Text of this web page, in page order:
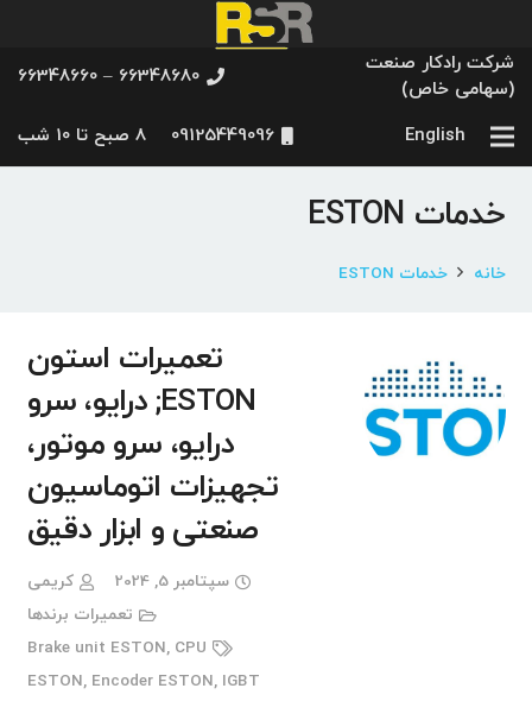
شرکت رادکار صنعت
(سهامی خاص)
66348680 – 66348660
English
09125449096 8 صبح تا 10 شب
خدمات ESTON
خانه خدمات ESTON
تعمیرات استون
ESTON; درایو، سرو
درایو، سرو موتور،
تجهیزات اتوماسیون
صنعتی و ابزار دقیق
سپتامبر 5, 2024
کریمی
تعمیرات برندها
Brake unit ESTON, CPU
ESTON, Encoder ESTON, IGBT